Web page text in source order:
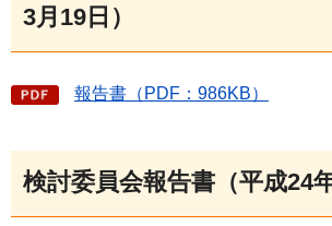
3月19日）
報告書（PDF：986KB）
検討委員会報告書（平成24